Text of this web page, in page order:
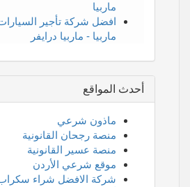
ماربيا
افضل شركة تأجير
ماربيا - ماربيا درايفر
أحدث المواقع
ماذون شرعي
منصة رجحان القانونية
منصة عسير القانونية
موقع شرعي الأردن
شركة الافضل شراء